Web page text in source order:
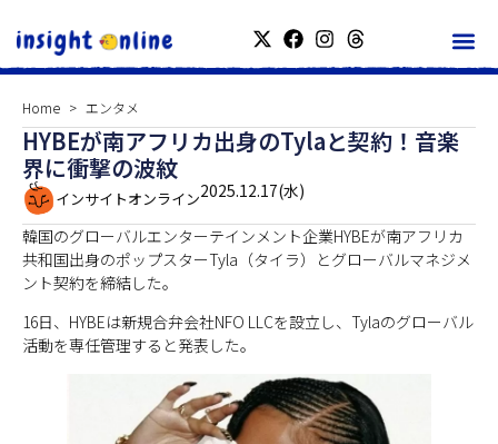
Home エンタメ
HYBEが南アフリカ出身のTylaと契約！音楽
界に衝撃の波紋
インサイトオンライン2025.12.17(水)
韓国のグローバルエンターテインメント企業HYBEが南アフリカ
共和国出身のポップスターTyla（タイラ）とグローバルマネジメ
ント契約を締結した。
16日、HYBEは新規合弁会社NFO LLCを設立し、Tylaのグローバル
活動を専任管理すると発表した。